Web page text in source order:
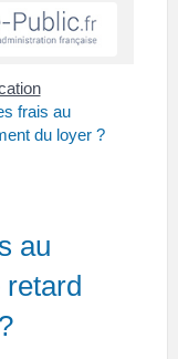
frais au
du loyer ?
au
retard